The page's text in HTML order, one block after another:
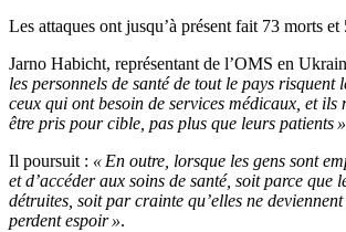
Les attaques ont jusqu’à présent fait 73 morts et
Jarno Habicht, représentant de l’OMS en
les personnels de santé de tout le pays
ceux qui ont besoin de services médicaux, et ils
être pris pour cible, pas plus que leurs patients »
Il poursuit : « En outre, lorsque les gens sont
et d’accéder aux soins de santé, soit parce que
détruites, soit par crainte qu’elles ne
perdent espoir ».